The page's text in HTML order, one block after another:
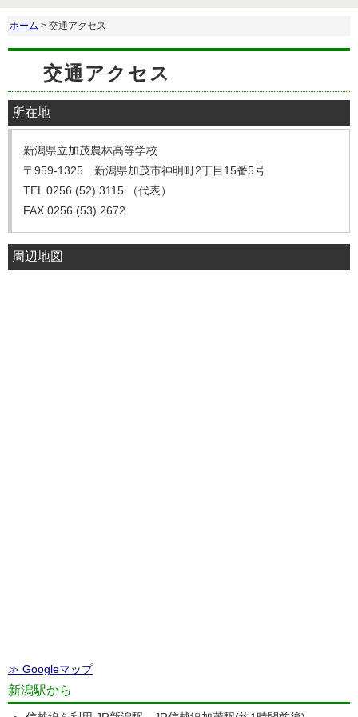
ホーム > 交通アクセス
交通アクセス
所在地
新潟県立加茂農林高等学校
〒959-1325 新潟県加茂市神明町2丁目15番5号
TEL 0256 (52) 3115 （代表）
FAX 0256 (53) 2672
周辺地図
≫ Googleマップ
新潟駅から